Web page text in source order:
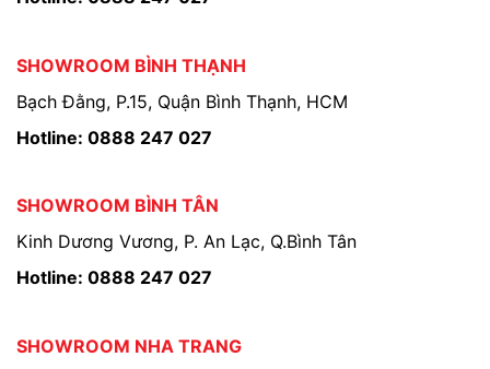
SHOWROOM BÌNH THẠNH
Bạch Đằng, P.15, Quận Bình Thạnh, HCM
Hotline: 0888 247 027
SHOWROOM BÌNH TÂN
Kinh Dương Vương, P. An Lạc, Q.Bình Tân
Hotline: 0888 247 027
SHOWROOM NHA TRANG